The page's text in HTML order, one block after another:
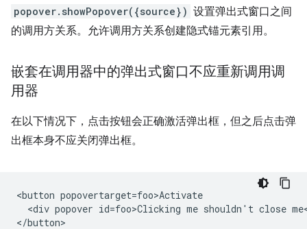
popover.showPopover({source}) 设置弹出式窗口之间
的调用方关系。允许调用方关系创建隐式锚元素引用。
嵌套在调用器中的弹出式窗口不应重新调用调
用器
在以下情况下，点击按钮会正确激活弹出框，但之后点击弹
出框本身不应关闭弹出框。
<button popovertarget=foo>Activate
<div popover id=foo>Clicking me shouldn't close